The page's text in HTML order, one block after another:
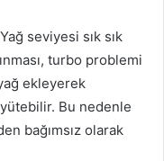
seviyesi sık sık
turbo problemi
ekleyerek
Bu nedenle
bağımsız olarak